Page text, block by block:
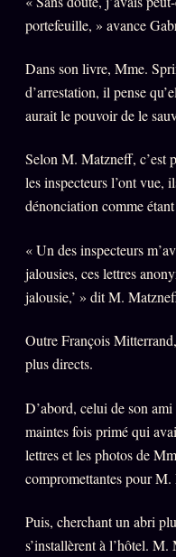
portefeuille, » avance
Dans son livre, Mme.
d’arrestation, il pense
aurait le pouvoir de le
Selon M. Matzneff, c’est
les inspecteurs l’ont vue,
dénonciation comme
« Un des inspecteurs
jalousies, ces lettres
jalousie,’ » dit M.
Outre François
plus directs.
D’abord, celui de son
maintes fois primé qui
lettres et les photos de
compromettantes pour
Puis, cherchant un abri
s’installèrent à l’hôtel.